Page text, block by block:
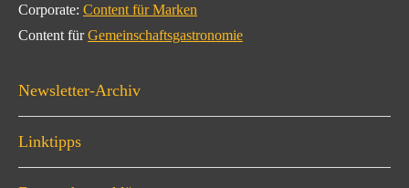
Corporate: Content für Marken
Content fürGemeinschaftsgastronomie
Newsletter-Archiv
Linktipps